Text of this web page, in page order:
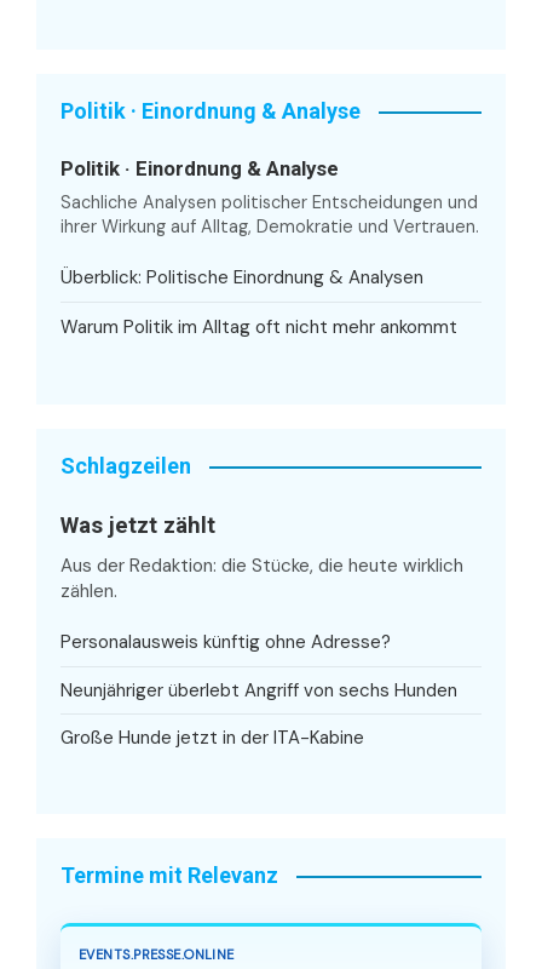
Politik · Einordnung & Analyse
Politik · Einordnung & Analyse
Sachliche Analysen politischer Entscheidungen und
ihrer Wirkung auf Alltag, Demokratie und Vertrauen.
Überblick: Politische Einordnung & Analysen
Warum Politik im Alltag oft nicht mehr ankommt
Schlagzeilen
Was jetzt zählt
Aus der Redaktion: die Stücke, die heute wirklich
zählen.
Personalausweis künftig ohne Adresse?
Neunjähriger überlebt Angriff von sechs Hunden
Große Hunde jetzt in der ITA-Kabine
Termine mit Relevanz
EVENTS.PRESSE.ONLINE